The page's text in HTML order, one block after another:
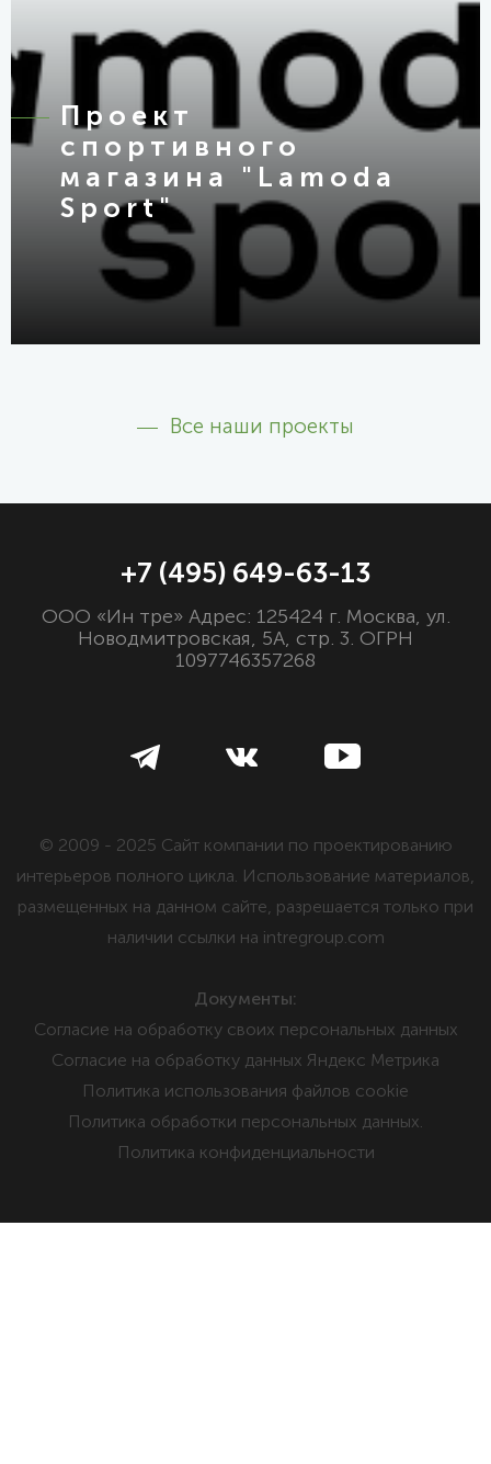
Проект
спортивного
магазина "Lamoda
Sport"
Все наши проекты
+7 (495) 649-63-13
ООО «Ин тре» Адрес: 125424 г. Москва, ул.
Новодмитровская, 5А, стр. 3. ОГРН
1097746357268
© 2009 - 2025 Сайт компании по проектированию
интерьеров полного цикла. Использование материалов,
размещенных на данном сайте, разрешается только при
наличии ссылки на intregroup.com
Документы:
Cогласие на обработку своих персональных данных
Cогласие на обработку данных Яндекс Метрика
Политика использования файлов cookie
Политика обработки персональных данных.
Политика конфиденциальности